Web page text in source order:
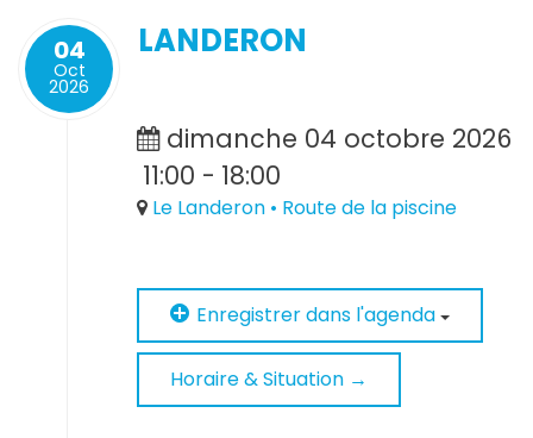
04
Oct
2026
LANDERON
dimanche 04 octobre 2026
11:00 - 18:00
Le Landeron • Route de la piscine
Enregistrer dans l'agenda
Horaire & Situation →